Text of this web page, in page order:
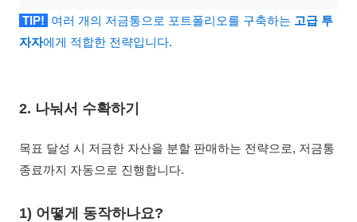
TIP! 여러 개의 저금통으로 포트폴리오를 구축하는 고급 투
자자에게 적합한 전략입니다.
2. 나눠서 수확하기
목표 달성 시 저금한 자산을 분할 판매하는 전략으로, 저금통
종료까지 자동으로 진행합니다.
1) 어떻게 동작하나요?